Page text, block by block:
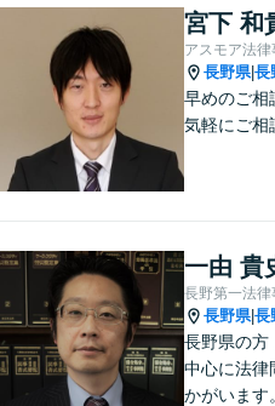
勢に合わせ
プデートし
組みます！
宮下 和
アスモア法
長野県|長
早めのご相
気軽にご相
一由 貴
長野第一法律
長野県|長
長野県の方
中心に法律
かがいます